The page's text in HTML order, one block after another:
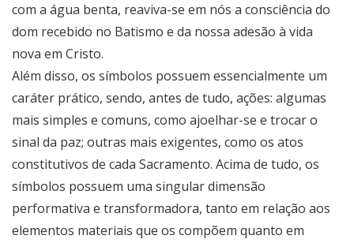
com a água benta, reaviva-se em nós a consciência do
dom recebido no Batismo e da nossa adesão à vida
nova em Cristo.
Além disso, os símbolos possuem essencialmente um
caráter prático, sendo, antes de tudo, ações: algumas
mais simples e comuns, como ajoelhar-se e trocar o
sinal da paz; outras mais exigentes, como os atos
constitutivos de cada Sacramento. Acima de tudo, os
símbolos possuem uma singular dimensão
performativa e transformadora, tanto em relação aos
elementos materiais que os compõem quanto em